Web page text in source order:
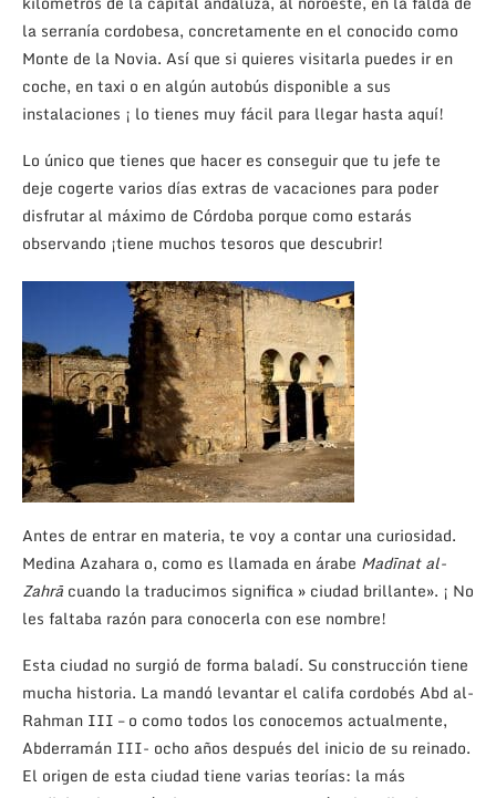
la serranía cordobesa, concretamente en el conocido como
Monte de la Novia. Así que si quieres visitarla puedes ir en
coche, en taxi o en algún autobús disponible a sus
instalaciones ¡ lo tienes muy fácil para llegar hasta aquí!
Lo único que tienes que hacer es conseguir que tu jefe te
deje cogerte varios días extras de vacaciones para poder
disfrutar al máximo de Córdoba porque como estarás
observando ¡tiene muchos tesoros que descubrir!
Antes de entrar en materia, te voy a contar una curiosidad.
Medina Azahara o, como es llamada en árabe Madīnat al-
Zahrā cuando la traducimos significa » ciudad brillante». ¡ No
les faltaba razón para conocerla con ese nombre!
Esta ciudad no surgió de forma baladí. Su construcción tiene
mucha historia. La mandó levantar el califa cordobés Abd al-
Rahman III – o como todos los conocemos actualmente,
Abderramán III- ocho años después del inicio de su reinado.
El origen de esta ciudad tiene varias teorías: la más